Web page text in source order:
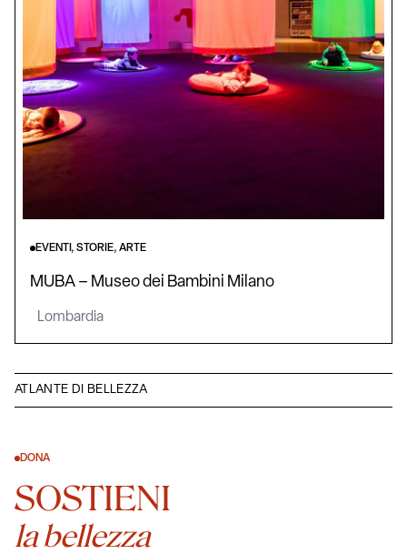
ATLANTE DI BELLEZZA
EVENTI, STORIE, ARTE
MUBA – Museo dei Bambini Milano
Lombardia
DONA
SOSTIENI
la bellezza